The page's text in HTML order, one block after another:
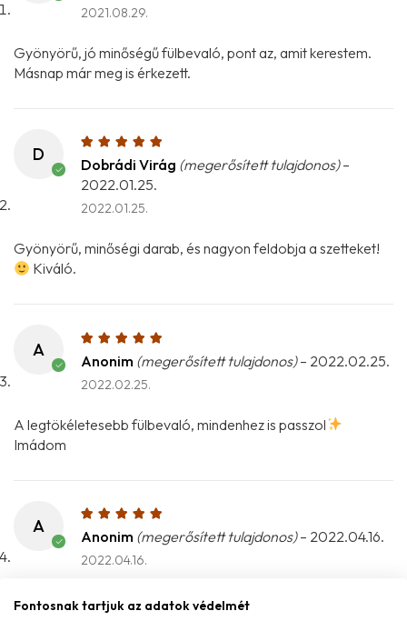
2021.08.29.
Gyönyörű, jó minőségű fülbevaló, pont az, amit kerestem.
Másnap már meg is érkezett.
D
Dobrádi Virág (megerősített tulajdonos) –
2022.01.25.
2022.01.25.
Gyönyörű, minőségi darab, és nagyon feldobja a szetteket!
Kiváló.
A
Anonim (megerősített tulajdonos) – 2022.02.25.
2022.02.25.
A legtökéletesebb fülbevaló, mindenhez is passzol
Imádom
A
Anonim (megerősített tulajdonos) – 2022.04.16.
2022.04.16.
Fontosnak tartjuk az adatok védelmét